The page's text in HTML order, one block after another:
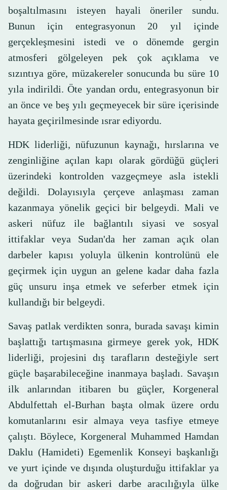
boşaltılmasını isteyen hayali öneriler sundu.
Bunun için entegrasyonun 20 yıl içinde
gerçekleşmesini istedi ve o dönemde gergin
atmosferi gölgeleyen pek çok açıklama ve
sızıntıya göre, müzakereler sonucunda bu süre 10
yıla indirildi. Öte yandan ordu, entegrasyonun bir
an önce ve beş yılı geçmeyecek bir süre içerisinde
hayata geçirilmesinde ısrar ediyordu.
HDK liderliği, nüfuzunun kaynağı, hırslarına ve
zenginliğine açılan kapı olarak gördüğü güçleri
üzerindeki kontrolden vazgeçmeye asla istekli
değildi. Dolayısıyla çerçeve anlaşması zaman
kazanmaya yönelik geçici bir belgeydi. Mali ve
askeri nüfuz ile bağlantılı siyasi ve sosyal
ittifaklar veya Sudan'da her zaman açık olan
darbeler kapısı yoluyla ülkenin kontrolünü ele
geçirmek için uygun an gelene kadar daha fazla
güç unsuru inşa etmek ve seferber etmek için
kullandığı bir belgeydi.
Savaş patlak verdikten sonra, burada savaşı kimin
başlattığı tartışmasına girmeye gerek yok, HDK
liderliği, projesini dış tarafların desteğiyle sert
güçle başarabileceğine inanmaya başladı. Savaşın
ilk anlarından itibaren bu güçler, Korgeneral
Abdulfettah el-Burhan başta olmak üzere ordu
komutanlarını esir almaya veya tasfiye etmeye
çalıştı. Böylece, Korgeneral Muhammed Hamdan
Daklu (Hamideti) Egemenlik Konseyi başkanlığı
ve yurt içinde ve dışında oluşturduğu ittifaklar ya
da doğrudan bir askeri darbe aracılığıyla ülke